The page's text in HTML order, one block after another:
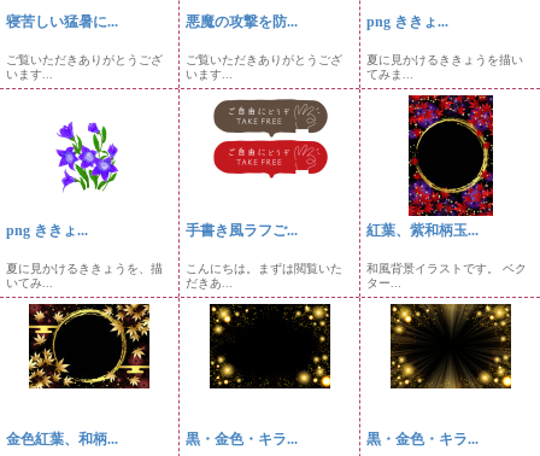
寝苦しい猛暑に...
ご覧いただきありがとうござ
います...
悪魔の攻撃を防...
ご覧いただきありがとうござ
います...
png ききょ...
夏に見かけるききょうを描い
てみま...
png ききょ...
夏に見かけるききょうを、描
いてみ...
手書き風ラフご...
こんにちは。まずは閲覧いた
だきあ...
紅葉、紫和柄玉...
和風背景イラストです。 ベク
ター...
金色紅葉、和柄... 黒・金色・キラ... 黒・金色・キラ...